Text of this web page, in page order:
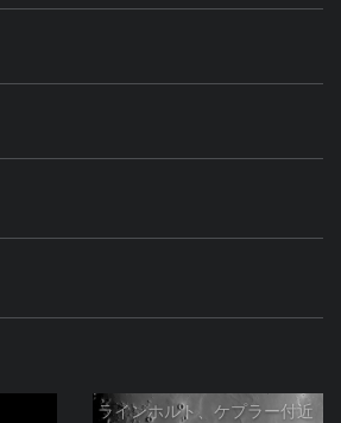
ラインホルト、ケプラー付近